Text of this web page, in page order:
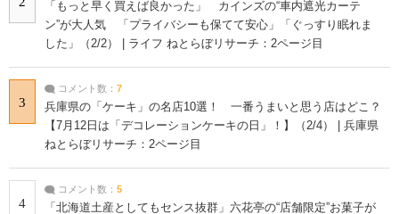
「もっと早く買えば良かった」 カインズの“車内遮光カーテ
ン”が大人気 「プライバシーも保てて安心」「ぐっすり眠れま
した」（2/2） | ライフ ねとらぼリサーチ：2ページ目
3
コメント数： 7
兵庫県の「ケーキ」の名店10選！ 一番うまいと思う店はどこ？
【7月12日は「デコレーションケーキの日」！】（2/4） | 兵庫県
ねとらぼリサーチ：2ページ目
4
コメント数： 5
「北海道土産としてもセンス抜群」六花亭の“店舗限定”お菓子が